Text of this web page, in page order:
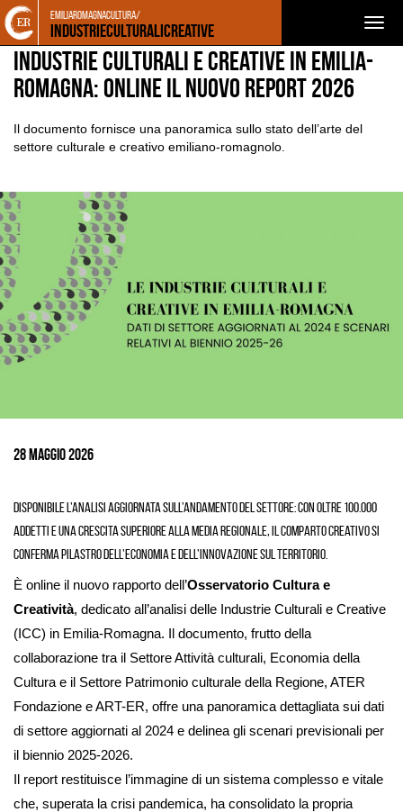
Torna
alla
home
page
Cerca
nel
sito
Salta
ai
contenuti
Salta
al
menu
principale
emiliaromagnacultura/
Industrieculturalicreative
NEWS NOTIZIE
Industrie Culturali e Creative in Emilia-
Romagna: online il nuovo Report 2026
Il documento fornisce una panoramica sullo stato dell’arte del
settore culturale e creativo emiliano-romagnolo.
28 Maggio 2026
Disponibile l’analisi aggiornata sull’andamento del settore: con oltre 100.000
addetti e una crescita superiore alla media regionale, il comparto creativo si
conferma pilastro dell’economia e dell’innovazione sul territorio.
È online il nuovo rapporto dell’Osservatorio Cultura e
Creatività, dedicato all’analisi delle Industrie Culturali e Creative
(ICC) in Emilia-Romagna. Il documento, frutto della
collaborazione tra il Settore Attività culturali, Economia della
Cultura e il Settore Patrimonio culturale della Regione, ATER
Fondazione e ART-ER, offre una panoramica dettagliata sui dati
di settore aggiornati al 2024 e delinea gli scenari previsionali per
il biennio 2025-2026.
Il report restituisce l’immagine di un sistema complesso e vitale
che, superata la crisi pandemica, ha consolidato la propria